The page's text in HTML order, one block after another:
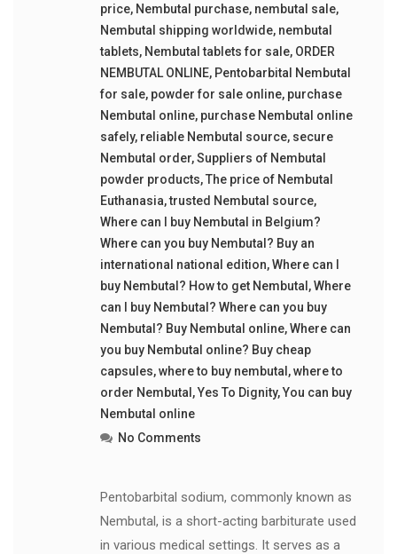
price, Nembutal purchase, nembutal sale,
Nembutal shipping worldwide, nembutal
tablets, Nembutal tablets for sale, ORDER
NEMBUTAL ONLINE, Pentobarbital Nembutal
for sale, powder for sale online, purchase
Nembutal online, purchase Nembutal online
safely, reliable Nembutal source, secure
Nembutal order,Suppliers of Nembutal
powder products,The price of Nembutal
Euthanasia,trusted Nembutal source,
Where can I buy Nembutal in Belgium?
Where can you buy Nembutal? Buy an
international national edition,Where can I
buy Nembutal? How to get Nembutal ,Where
can I buy Nembutal? Where can you buy
Nembutal? Buy Nembutal online,Where can
you buy Nembutal online? Buy cheap
capsules,where to buy nembutal ,where to
order Nembutal ,Yes To Dignity,You can buy
Nembutal online
No Comments
Pentobarbital sodium, commonly known as
Nembutal, is a short-acting barbiturate used
in various medical settings. It serves as a